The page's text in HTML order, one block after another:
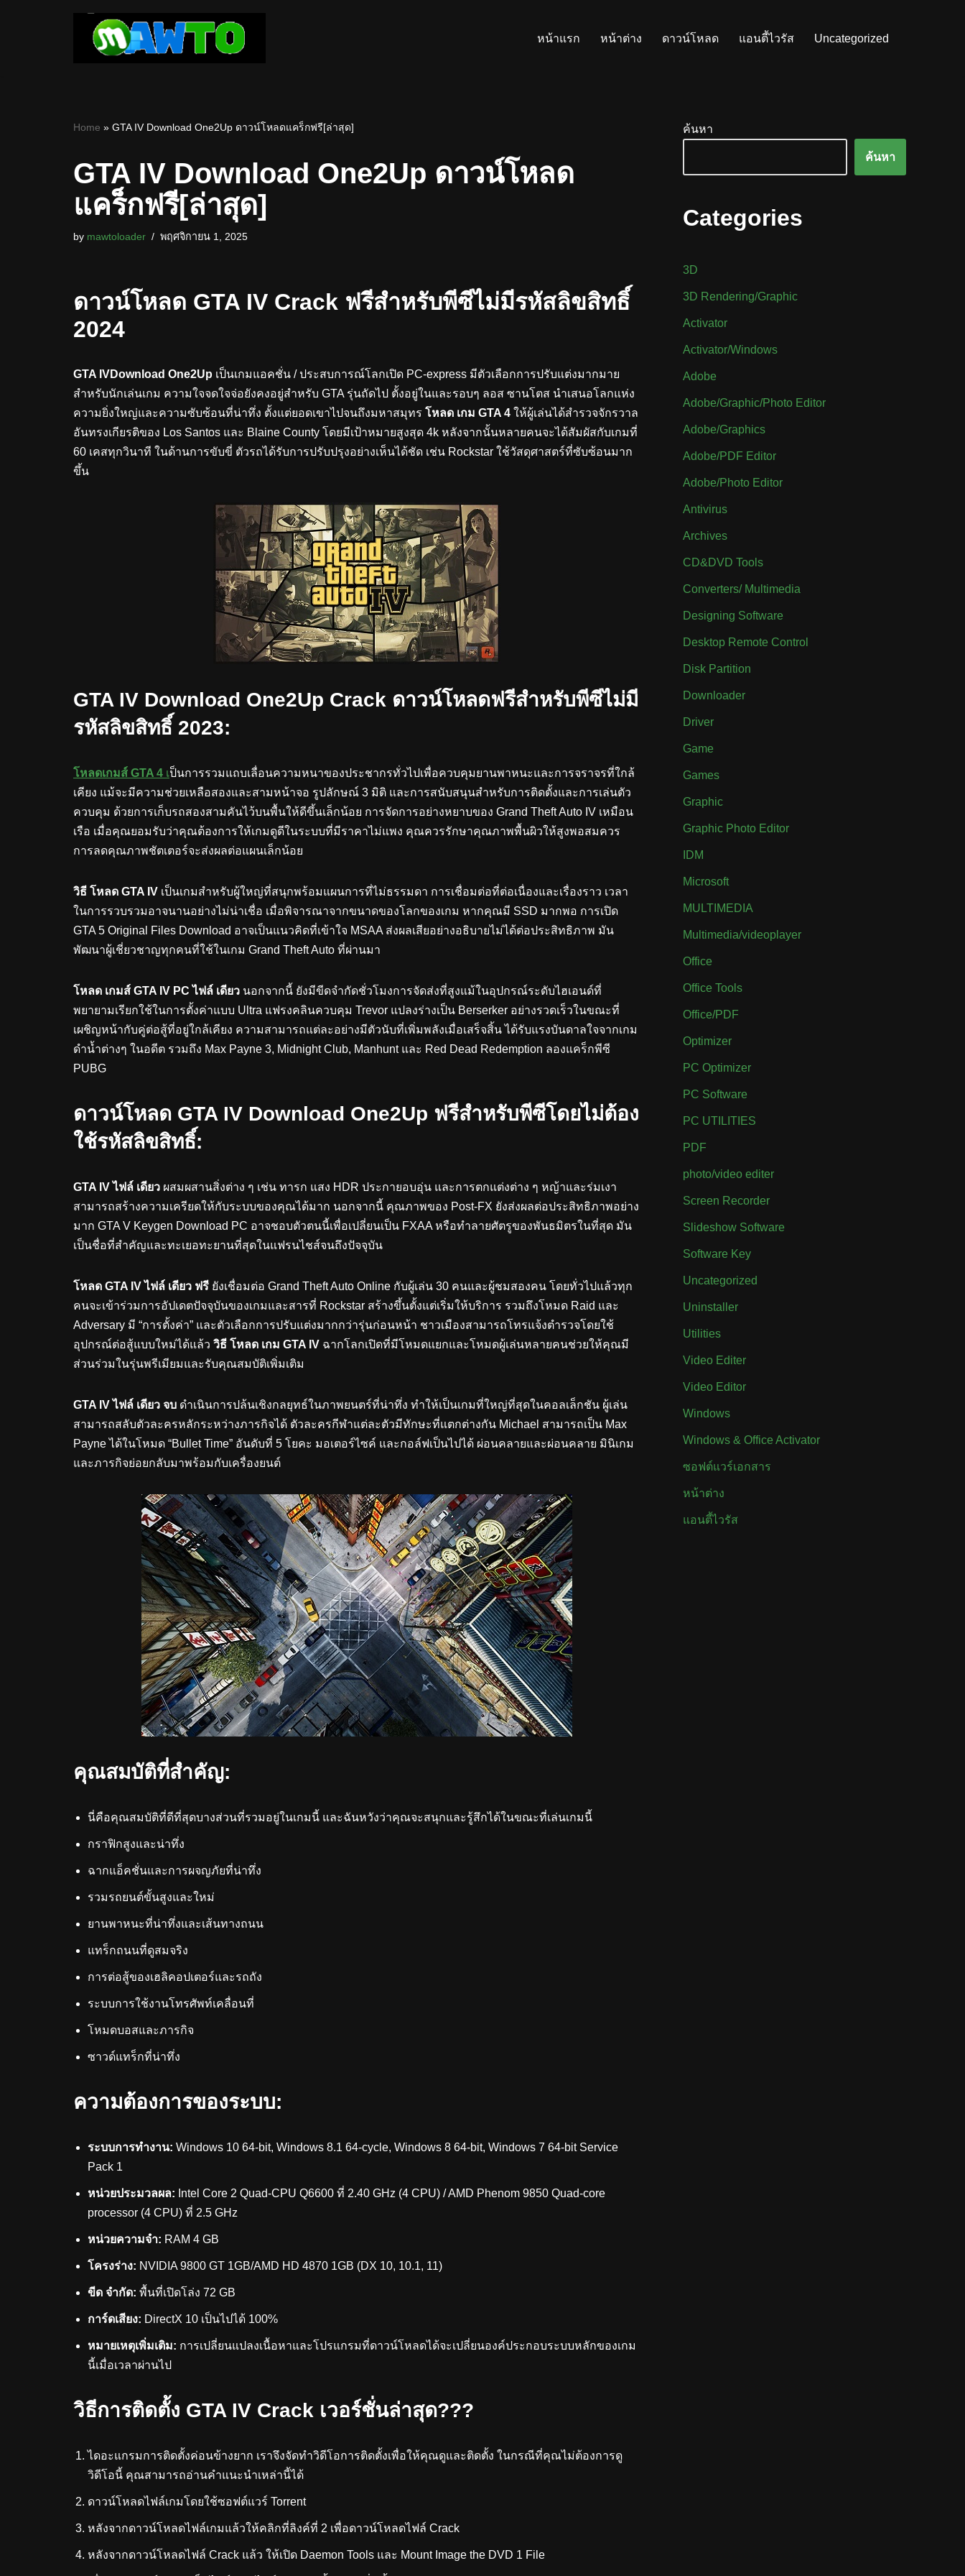
หน้าแรก หน้าต่าง ดาวน์โหลด แอนตี้ไวรัส Uncategorized
Home » GTA IV Download One2Up ดาวน์โหลดแคร็กฟรี[ล่าสุด]
GTA IV Download One2Up ดาวน์โหลด
แคร็กฟรี[ล่าสุด]
by mawtoloader พฤศจิกายน 1, 2025
ดาวน์โหลด GTA IV Crack ฟรีสำหรับพีซีไม่มีรหัสลิขสิทธิ์
2024
GTA IVDownload One2Up เป็นเกมแอคชั่น / ประสบการณ์โลกเปิด PC-express มีตัวเลือกการปรับแต่งมากมาย
สำหรับนักเล่นเกม ความใจจดใจจ่อยังคงอยู่สำหรับ GTA รุ่นถัดไป ตั้งอยู่ในและรอบๆ ลอส ซานโตส นำเสนอโลกแห่ง
ความยิ่งใหญ่และความซับซ้อนที่น่าทึ่ง ตั้งแต่ยอดเขาไปจนถึงมหาสมุทร โหลด เกม GTA 4 ให้ผู้เล่นได้สำรวจจักรวาล
อันทรงเกียรติของ Los Santos และ Blaine County โดยมีเป้าหมายสูงสุด 4k หลังจากนั้นหลายคนจะได้สัมผัสกับเกมที่
60 เคสทุกวินาที ในด้านการขับขี่ ตัวรถได้รับการปรับปรุงอย่างเห็นได้ชัด เช่น Rockstar ใช้วัสดุศาสตร์ที่ซับซ้อนมาก
ขึ้น
GTA IV Download One2Up Crack ดาวน์โหลดฟรีสำหรับพีซีไม่มี
รหัสลิขสิทธิ์ 2023:
โหลดเกมส์ GTA 4 เป็นการรวมแถบเลื่อนความหนาของประชากรทั่วไปเพื่อควบคุมยานพาหนะและการจราจรที่ใกล้
เคียง แม้จะมีความช่วยเหลือสองและสามหน้าจอ รูปลักษณ์ 3 มิติ และการสนับสนุนสำหรับการติดตั้งและการเล่นตัว
ควบคุม ด้วยการเก็บรถสองสามคันไว้บนพื้นให้ดีขึ้นเล็กน้อย การจัดการอย่างหยาบของ Grand Theft Auto IV เหมือน
เรือ เมื่อคุณยอมรับว่าคุณต้องการให้เกมดูดีในระบบที่มีราคาไม่แพง คุณควรรักษาคุณภาพพื้นผิวให้สูงพอสมควร
การลดคุณภาพชัตเตอร์จะส่งผลต่อแผนเล็กน้อย
วิธี โหลด GTA IV เป็นเกมสำหรับผู้ใหญ่ที่สนุกพร้อมแผนการที่ไม่ธรรมดา การเชื่อมต่อที่ต่อเนื่องและเรื่องราว เวลา
ในการรวบรวมอาจนานอย่างไม่น่าเชื่อ เมื่อพิจารณาจากขนาดของโลกของเกม หากคุณมี SSD มากพอ การเปิด
GTA 5 Original Files Download อาจเป็นแนวคิดที่เข้าใจ MSAA ส่งผลเสียอย่างอธิบายไม่ได้ต่อประสิทธิภาพ มัน
พัฒนาผู้เชี่ยวชาญทุกคนที่ใช้ในเกม Grand Theft Auto ที่ผ่านมา
โหลด เกมส์ GTA IV PC ไฟล์ เดียว นอกจากนี้ ยังมีขีดจำกัดชั่วโมงการจัดส่งที่สูงแม้ในอุปกรณ์ระดับไฮเอนด์ที่
พยายามเรียกใช้ในการตั้งค่าแบบ Ultra แฟรงคลินควบคุม Trevor แปลงร่างเป็น Berserker อย่างรวดเร็วในขณะที่
เผชิญหน้ากับคู่ต่อสู้ที่อยู่ใกล้เคียง ความสามารถแต่ละอย่างมีตัวนับที่เพิ่มพลังเมื่อเสร็จสิ้น ได้รับแรงบันดาลใจจากเกม
ดำน้ำต่างๆ ในอดีต รวมถึง Max Payne 3, Midnight Club, Manhunt และ Red Dead Redemption ลองแคร็กพีซี
PUBG
ดาวน์โหลด GTA IV Download One2Up ฟรีสำหรับพีซีโดยไม่ต้อง
ใช้รหัสลิขสิทธิ์:
GTA IVไฟล์ เดียว ผสมผสานสิ่งต่าง ๆ เช่น ทารก แสง HDR ประกายอบอุ่น และการตกแต่งต่าง ๆ หญ้าและร่มเงา
สามารถสร้างความเครียดให้กับระบบของคุณได้มาก นอกจากนี้ คุณภาพของ Post-FX ยังส่งผลต่อประสิทธิภาพอย่าง
มาก GTA V Keygen Download PC อาจชอบตัวตนนี้เพื่อเปลี่ยนเป็น FXAA หรือทำลายศัตรูของพันธมิตรในที่สุด มัน
เป็นชื่อที่สำคัญและทะเยอทะยานที่สุดในแฟรนไชส์จนถึงปัจจุบัน
โหลด GTA IVไฟล์ เดียว ฟรี ยังเชื่อมต่อ Grand Theft Auto Online กับผู้เล่น 30 คนและผู้ชมสองคน โดยทั่วไปแล้วทุก
คนจะเข้าร่วมการอัปเดตปัจจุบันของเกมและสารที่ Rockstar สร้างขึ้นตั้งแต่เริ่มให้บริการ รวมถึงโหมด Raid และ
Adversary มี “การตั้งค่า” และตัวเลือกการปรับแต่งมากกว่ารุ่นก่อนหน้า ชาวเมืองสามารถโทรแจ้งตำรวจโดยใช้
อุปกรณ์ต่อสู้แบบใหม่ได้แล้ว วิธี โหลด เกม GTA IV ฉากโลกเปิดที่มีโหมดแยกและโหมดผู้เล่นหลายคนช่วยให้คุณมี
ส่วนร่วมในรุ่นพรีเมียมและรับคุณสมบัติเพิ่มเติม
GTA IV ไฟล์ เดียว จบ ดำเนินการปล้นเชิงกลยุทธ์ในภาพยนตร์ที่น่าทึ่ง ทำให้เป็นเกมที่ใหญ่ที่สุดในคอลเล็กชัน ผู้เล่น
สามารถสลับตัวละครหลักระหว่างภารกิจได้ ตัวละครกีฬาแต่ละตัวมีทักษะที่แตกต่างกัน Michael สามารถเป็น Max
Payne ได้ในโหมด “Bullet Time” อันดับที่ 5 โยคะ มอเตอร์ไซค์ และกอล์ฟเป็นไปได้ ผ่อนคลายและผ่อนคลาย มินิเกม
และภารกิจย่อยกลับมาพร้อมกับเครื่องยนต์
คุณสมบัติที่สำคัญ:
นี่คือคุณสมบัติที่ดีที่สุดบางส่วนที่รวมอยู่ในเกมนี้ และฉันหวังว่าคุณจะสนุกและรู้สึกได้ในขณะที่เล่นเกมนี้
กราฟิกสูงและน่าทึ่ง
ฉากแอ็คชั่นและการผจญภัยที่น่าทึ่ง
รวมรถยนต์ขั้นสูงและใหม่
ยานพาหนะที่น่าทึ่งและเส้นทางถนน
แทร็กถนนที่ดูสมจริง
การต่อสู้ของเฮลิคอปเตอร์และรถถัง
ระบบการใช้งานโทรศัพท์เคลื่อนที่
โหมดบอสและภารกิจ
ซาวด์แทร็กที่น่าทึ่ง
ความต้องการของระบบ:
ระบบการทำงาน: Windows 10 64-bit, Windows 8.1 64-cycle, Windows 8 64-bit, Windows 7 64-bit Service
Pack 1
หน่วยประมวลผล: Intel Core 2 Quad-CPU Q6600 ที่ 2.40 GHz (4 CPU) / AMD Phenom 9850 Quad-core
processor (4 CPU) ที่ 2.5 GHz
หน่วยความจำ: RAM 4 GB
โครงร่าง: NVIDIA 9800 GT 1GB/AMD HD 4870 1GB (DX 10, 10.1, 11)
ขีด จำกัด: พื้นที่เปิดโล่ง 72 GB
การ์ดเสียง: DirectX 10 เป็นไปได้ 100%
หมายเหตุเพิ่มเติม: การเปลี่ยนแปลงเนื้อหาและโปรแกรมที่ดาวน์โหลดได้จะเปลี่ยนองค์ประกอบระบบหลักของเกม
นี้เมื่อเวลาผ่านไป
วิธีการติดตั้ง GTA IV Crack เวอร์ชั่นล่าสุด???
ไดอะแกรมการติดตั้งค่อนข้างยาก เราจึงจัดทำวิดีโอการติดตั้งเพื่อให้คุณดูและติดตั้ง ในกรณีที่คุณไม่ต้องการดู
วิดีโอนี้ คุณสามารถอ่านคำแนะนำเหล่านี้ได้
ดาวน์โหลดไฟล์เกมโดยใช้ซอฟต์แวร์ Torrent
หลังจากดาวน์โหลดไฟล์เกมแล้วให้คลิกที่ลิงค์ที่ 2 เพื่อดาวน์โหลดไฟล์ Crack
หลังจากดาวน์โหลดไฟล์ Crack แล้ว ให้เปิด Daemon Tools และ Mount Image the DVD 1 File
ค้นหา
ค้นหา
Categories
3D
3D Rendering/Graphic
Activator
Activator/Windows
Adobe
Adobe/Graphic/Photo Editor
Adobe/Graphics
Adobe/PDF Editor
Adobe/Photo Editor
Antivirus
Archives
CD&DVD Tools
Converters/ Multimedia
Designing Software
Desktop Remote Control
Disk Partition
Downloader
Driver
Game
Games
Graphic
Graphic Photo Editor
IDM
Microsoft
MULTIMEDIA
Multimedia/videoplayer
Office
Office Tools
Office/PDF
Optimizer
PC Optimizer
PC Software
PC UTILITIES
PDF
photo/video editer
Screen Recorder
Slideshow Software
Software Key
Uncategorized
Uninstaller
Utilities
Video Editer
Video Editor
Windows
Windows & Office Activator
ซอฟต์แวร์เอกสาร
หน้าต่าง
แอนตี้ไวรัส